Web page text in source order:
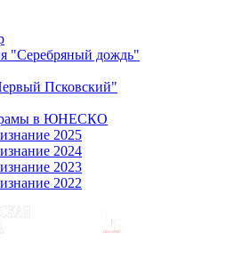
"Серебряный дождь"
Псковский"
в ЮНЕСКО
2025
2024
2023
2022